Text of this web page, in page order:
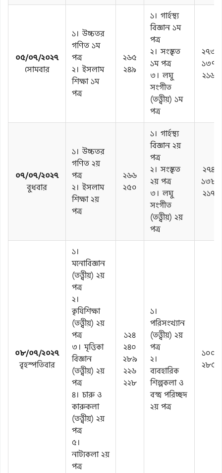
০৫/০৭/২০২৭
সোমবার
১। উচ্চতর
গণিত ১ম
পত্র
২। ইসলাম
শিক্ষা ১ম
পত্র
২৬৫
২৪৯
১। গার্হস্থ্য
বিজ্ঞান ১ম
পত্র
২। সংস্কৃত
১ম পত্র
৩। লঘু
সংগীত
(তত্ত্বীয়) ১ম
পত্র
২৭৩
১৩৭
২১৬
০৭/০৭/২০২৭
বুধবার
১। উচ্চতর
গণিত ২য়
পত্র
২। ইসলাম
শিক্ষা ২য়
পত্র
২৬৬
২৫০
১। গার্হস্থ্য
বিজ্ঞান ২য়
পত্র
২। সংস্কৃত
২য় পত্র
৩। লঘু
সংগীত
(তত্ত্বীয়) ২য়
পত্র
২৭৪
১৩৮
২১৭
০৮/০৭/২০২৭
বৃহস্পতিবার
১।
মনোবিজ্ঞান
(তত্ত্বীয়) ২য়
পত্র
২।
কৃষিশিক্ষা
(তত্ত্বীয়) ২য়
পত্র
৩। মৃত্তিকা
বিজ্ঞান
(তত্ত্বীয়) ২য়
পত্র
৪। চারু ও
কারুকলা
(তত্ত্বীয়) ২য়
পত্র
৫।
নাট্যকলা ২য়
পত্র
১২৪
২৪০
২৮৯
২২৬
২২৮
১।
পরিসংখ্যান
(তত্ত্বীয়) ২য়
পত্র
২।
ব্যবহারিক
শিল্পকলা ও
বস্ত্র পরিচ্ছদ
২য় পত্র
১০০
২৮৫